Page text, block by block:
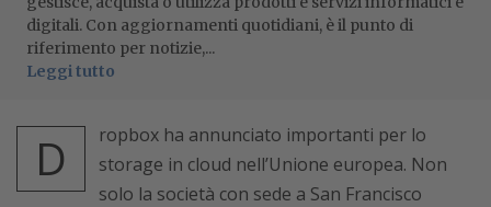
digitali. Con aggiornamenti quotidiani, è il punto di
riferimento per notizie,...
Leggi tutto
D
ropbox ha annunciato importanti per lo
storage in cloud nell’Unione europea. Non
solo la società con sede a San Francisco